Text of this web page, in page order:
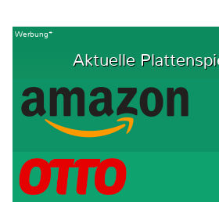
Werbung*
Aktuelle